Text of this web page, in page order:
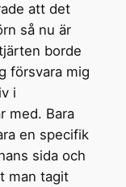
att det
så nu är
borde
försvara mig
i
med. Bara
en specifik
sida och
man tagit